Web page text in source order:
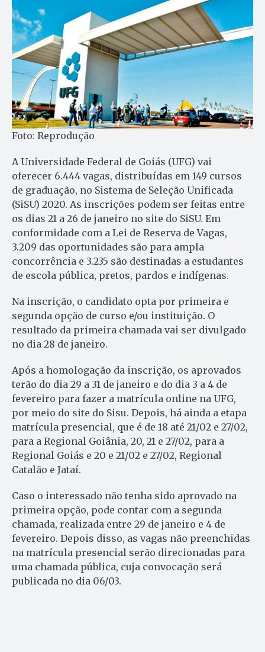
Foto: Reprodução
A Universidade Federal de Goiás (UFG) vai
oferecer 6.444 vagas, distribuídas em 149 cursos
de graduação, no Sistema de Seleção Unificada
(SiSU) 2020. As inscrições podem ser feitas entre
os dias 21 a 26 de janeiro no site do SiSU. Em
conformidade com a Lei de Reserva de Vagas,
3.209 das oportunidades são para ampla
concorrência e 3.235 são destinadas a estudantes
de escola pública, pretos, pardos e indígenas.
Na inscrição, o candidato opta por primeira e
segunda opção de curso e/ou instituição. O
resultado da primeira chamada vai ser divulgado
no dia 28 de janeiro.
Após a homologação da inscrição, os aprovados
terão do dia 29 a 31 de janeiro e do dia 3 a 4 de
fevereiro para fazer a matrícula online na UFG,
por meio do site do Sisu. Depois, há ainda a etapa
matrícula presencial, que é de 18 até 21/02 e 27/02,
para a Regional Goiânia, 20, 21 e 27/02, para a
Regional Goiás e 20 e 21/02 e 27/02, Regional
Catalão e Jataí.
Caso o interessado não tenha sido aprovado na
primeira opção, pode contar com a segunda
chamada, realizada entre 29 de janeiro e 4 de
fevereiro. Depois disso, as vagas não preenchidas
na matrícula presencial serão direcionadas para
uma chamada pública, cuja convocação será
publicada no dia 06/03.